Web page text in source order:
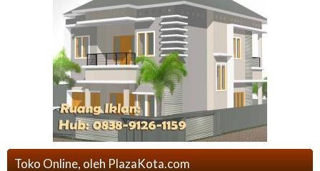
Toko Online, oleh PlazaKota.com